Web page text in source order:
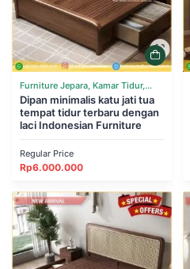
Furniture Jepara, Kamar Tidur,
Tempat Tidur
Dipan minimalis katu jati tua
tempat tidur terbaru dengan
laci Indonesian Furniture
Regular Price
Rp6.000.000